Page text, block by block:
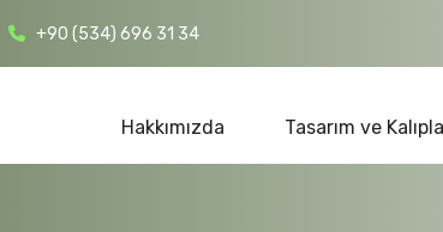
+90 (534) 696 31 34
Hakkımızda Tasarım ve